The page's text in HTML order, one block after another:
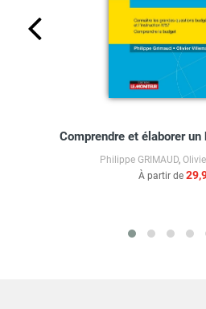
Comprendre et élaborer un
Philippe GRIMAUD,
À partir de